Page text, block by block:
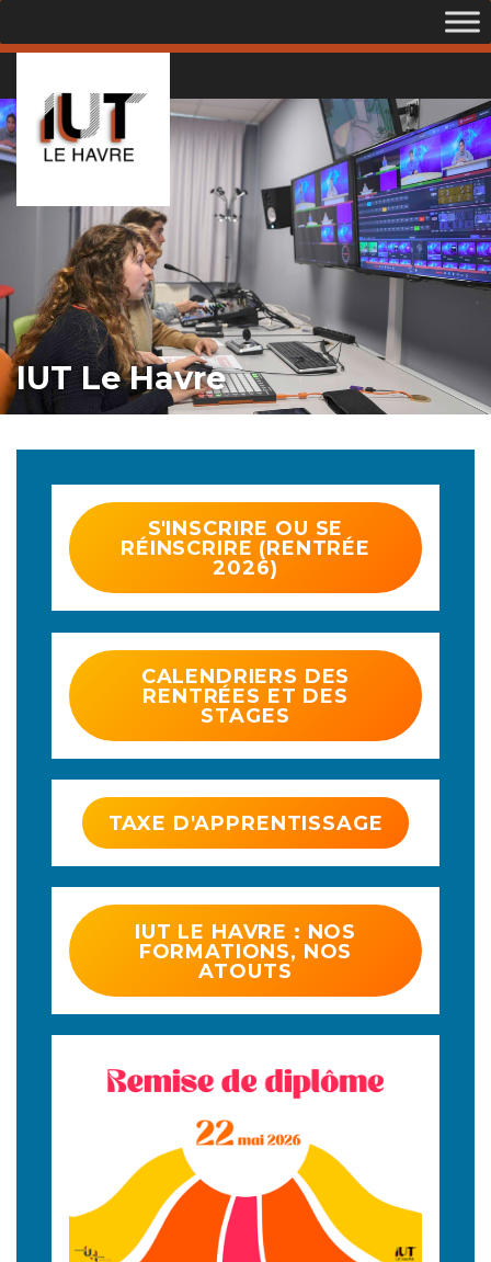
IUT Le Havre
S'INSCRIRE OU SE
RÉINSCRIRE (RENTRÉE
2026)
CALENDRIERS DES
RENTRÉES ET DES
STAGES
TAXE D'APPRENTISSAGE
IUT LE HAVRE : NOS
FORMATIONS, NOS
ATOUTS